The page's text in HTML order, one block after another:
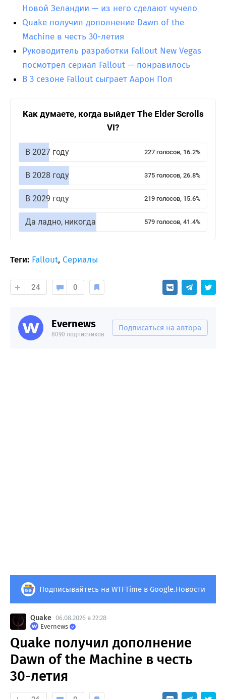
Новой Зеландии — из него сделают чучело
Quake получил дополнение Dawn of the
Machine в честь 30-летия
Руководитель разработки Fallout New Vegas
посмотрел сериал Fallout — понравилось
В 3 сезоне Fallout сыграет Аарон Пол
Как думаете, когда выйдет The Elder Scrolls
VI?
В 2027 году 227 голосов, 16.2%
В 2028 году 375 голосов, 26.8%
В 2029 году 219 голосов, 15.6%
Да ладно, никогда 579 голосов, 41.4%
Теги: Fallout, Сериалы
24 0
Evernews
8090 подписчиков
Подписаться на автора
Подписывайтесь на WTFTime в Google.Новости
Quake 06.08.2026 в 22:28
Evernews
Quake получил дополнение
Dawn of the Machine в честь
30-летия